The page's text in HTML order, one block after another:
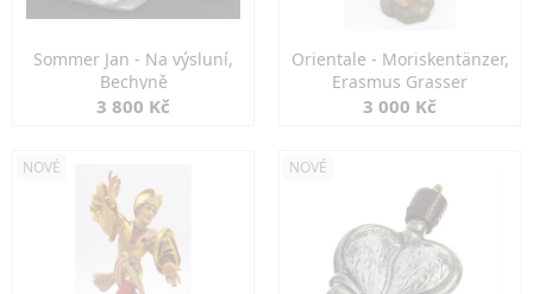
Sommer Jan - Na výsluní,
Bechyně
3 800 Kč
Orientale - Moriskentänzer,
Erasmus Grasser
3 000 Kč
NOVÉ NOVÉ